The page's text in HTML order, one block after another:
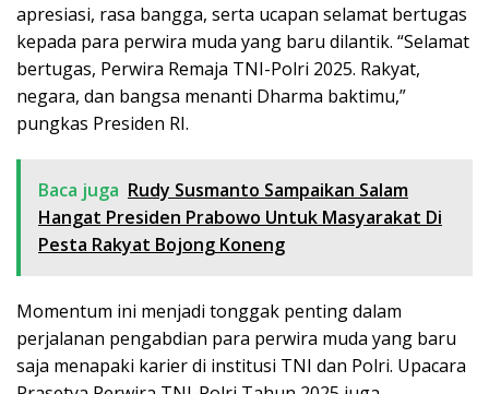
apresiasi, rasa bangga, serta ucapan selamat bertugas
kepada para perwira muda yang baru dilantik. “Selamat
bertugas, Perwira Remaja TNI-Polri 2025. Rakyat,
negara, dan bangsa menanti Dharma baktimu,”
pungkas Presiden RI.
Baca juga Rudy Susmanto Sampaikan Salam
Hangat Presiden Prabowo Untuk Masyarakat Di
Pesta Rakyat Bojong Koneng
Momentum ini menjadi tonggak penting dalam
perjalanan pengabdian para perwira muda yang baru
saja menapaki karier di institusi TNI dan Polri. Upacara